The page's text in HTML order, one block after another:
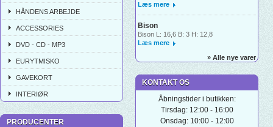
HÅNDENS ARBEJDE
ACCESSORIES
DVD - CD - MP3
EURYTMISKO
GAVEKORT
INTERIØR
PRODUCENTER
Læs mere
Bison
Bison L: 16,6 B: 3 H: 12,8
Læs mere
» Alle nye varer
KONTAKT OS
Åbningstider i butikken:
Tirsdag: 12:00 - 16:00
Onsdag: 10:00 - 12:00